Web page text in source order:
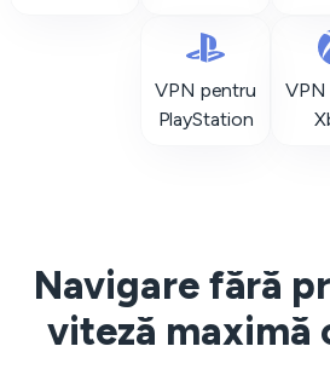
VPN pentru
PlayStation
VPN
Navigare fără
viteză maximă